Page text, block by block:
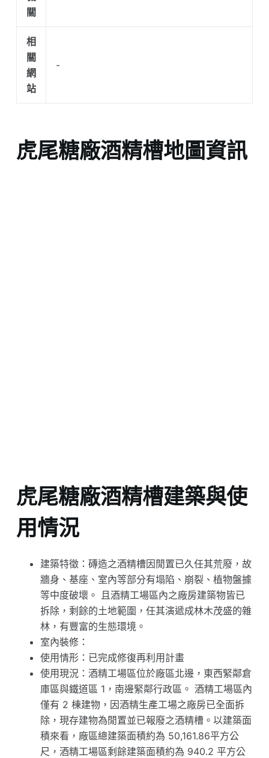
關
相
關
網
站
-
虎尾糖廠酒精槽地圖資訊
虎尾糖廠酒精槽建築與使
用情況
建築特徵：磚造之酒精槽因閒置已久任其荒廢，故
牆身、基座、室內等部分有塌陷、崩裂、植物盤據
等中度破壞。 且酒精工場區內之廠房建築物皆已
拆除，剩餘的土地範圍，任其演遞成林木茂盛的雜
林，有豐富的生態環境。
室內裝修：
使用情形：已完成修復再利用計畫
使用現況：酒精工場區位於廠區北邊，東西緊鄰倉
庫區與鐵道區 1，南邊緊鄰行政區。 酒精工場區內
僅有 2 棟建物，因酒精生產工場之廠房已全面拆
除，現存建物為閒置並已報廢之酒精槽。以建築面
積來看，廠區總建築面積約為 50,161.86平方公
尺，酒精工場區剩餘建築面積約為 940.2 平方公